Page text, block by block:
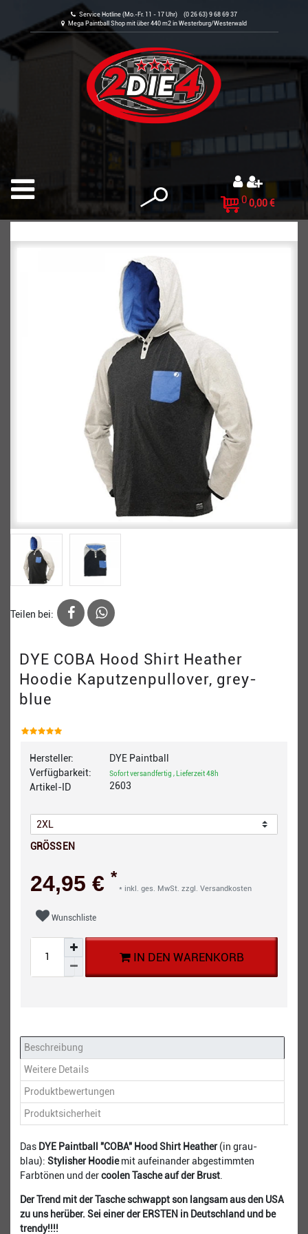
Service Hotline (Mo.-Fr. 11 - 17 Uhr) (0 26 63) 9 68 69 37
Mega Paintball Shop mit über 440 m2 in Westerburg/Westerwald
0 0,00 €
Teilen bei:
DYE COBA Hood Shirt Heather
Hoodie Kaputzenpullover, grey-
blue
Hersteller:
Verfügbarkeit:
Artikel-ID
DYE Paintball
Sofort versandfertig , Lieferzeit 48h
2603
GRÖSSEN
24,95 € *
* inkl. ges. MwSt. zzgl. Versandkosten
Wunschliste
IN DEN WARENKORB
Beschreibung
Weitere Details
Produktbewertungen
Produktsicherheit
Das DYE Paintball "COBA" Hood Shirt Heather(in grau-
blau): Stylisher Hoodiemit aufeinander abgestimmten
Farbtönen und dercoolen Tasche auf der Brust
Der Trend mit der Tasche schwappt son langsam aus den USA
zu uns herüber. Sei einer der ERSTEN in Deutschland und be
trendy!!!!